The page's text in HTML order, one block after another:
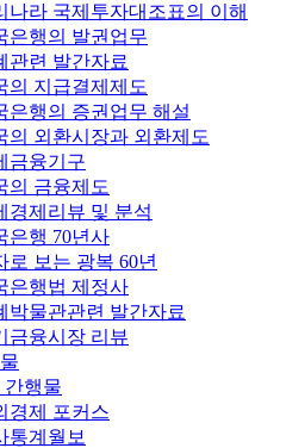
나라 국제투자대조표의 이해
은행의 발권업무
관련 발간자료
의 지급결제제도
은행의 증권업무 해설
의 외환시장과 외환제도
금융기구
의 금융제도
경제리뷰 및 분석
은행 70년사
로 보는 광복 60년
은행법 제정사
박물관관련 발간자료
금융시장 리뷰
간행물
경제 포커스
통계월보